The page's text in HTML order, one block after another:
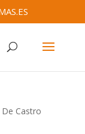
De Castro